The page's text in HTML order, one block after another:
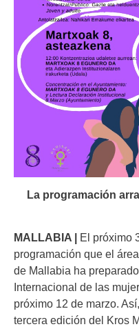
La programación
MALLABIA | El próximo
programación que el
de Mallabia ha
Internacional de las
próximo 12 de marzo.
tercera edición del Kros